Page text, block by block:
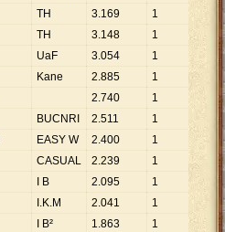
TH 3.169 1 3
TH 3.148 1
UaF 3.054 1
Kane 2.885 1
2.740 1 2
BUCNRI 2.511 1
511
EASY W 2.400 1
CASUAL 2.239 1
I B 2.095 1 2
I.K.M 2.041 1
I B² 1.863 1 1